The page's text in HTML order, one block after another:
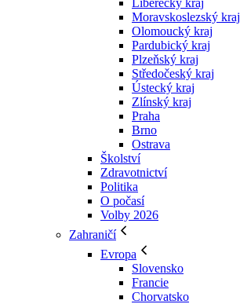
Liberecký kraj
Moravskoslezský kraj
Olomoucký kraj
Pardubický kraj
Plzeňský kraj
Středočeský kraj
Ústecký kraj
Zlínský kraj
Praha
Brno
Ostrava
Školství
Zdravotnictví
Politika
O počasí
Volby 2026
Zahraničí
Evropa
Slovensko
Francie
Chorvatsko